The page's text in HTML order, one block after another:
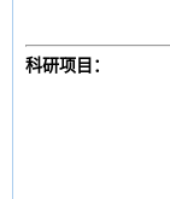
科研项目：